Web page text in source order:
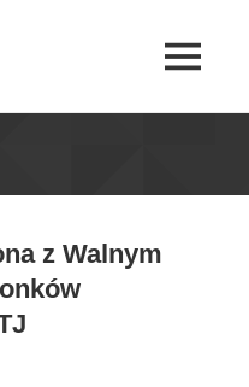
I
z Walnym